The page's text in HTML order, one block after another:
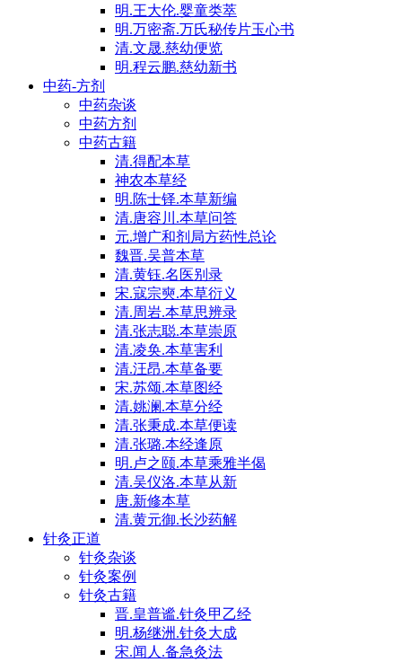
明.王大伦.婴童类萃
明.万密斋.万氏秘传片玉心书
清.文晟.慈幼便览
明.程云鹏.慈幼新书
中药-方剂
中药杂谈
中药方剂
中药古籍
清.得配本草
神农本草经
明.陈士铎.本草新编
清.唐容川.本草问答
元.增广和剂局方药性总论
魏晋.吴普本草
清.黄钰.名医别录
宋.寇宗奭.本草衍义
清.周岩.本草思辨录
清.张志聪.本草崇原
清.凌奂.本草害利
清.汪昂.本草备要
宋.苏颂.本草图经
清.姚澜.本草分经
清.张秉成.本草便读
清.张璐.本经逢原
明.卢之颐.本草乘雅半偈
清.吴仪洛.本草从新
唐.新修本草
清.黄元御.长沙药解
针灸正道
针灸杂谈
针灸案例
针灸古籍
晋.皇普谧.针灸甲乙经
明.杨继洲.针灸大成
宋.闻人.备急灸法